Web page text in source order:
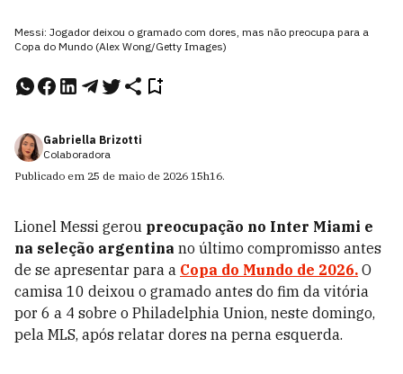
Messi: Jogador deixou o gramado com dores, mas não preocupa para a
Copa do Mundo (Alex Wong/Getty Images)
Gabriella Brizotti
Colaboradora
Publicado em 25 de maio de 2026 15h16.
Lionel Messi gerou preocupação no Inter Miami e
na seleção argentina no último compromisso antes
de se apresentar para a Copa do Mundo de 2026. O
camisa 10 deixou o gramado antes do fim da vitória
por 6 a 4 sobre o Philadelphia Union, neste domingo,
pela MLS, após relatar dores na perna esquerda.